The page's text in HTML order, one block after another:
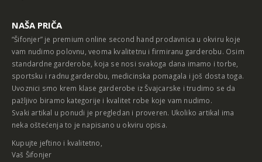
NAŠA PRIČA
“Šifonjer” je premium online second hand prodavnica u okviru koje
vam nudimo polovnu, veoma kvalitetnu i firmiranu garderobu. Osim
standardne garderobe, koja se nosi svakoga dana imamo i torbe,
sportsku i radnu garderobu, medicinska pomagala i još dosta toga.
Uvoznici smo krem klase garderobe iz Švajcarske i trudimo se da
pažljivo biramo kategorije i kvalitet robe koje vam nudimo.
Svaki artikal u ponudi je pregledan i proveren. Ukoliko artikal ima
neka oštećenja to je napisano u okviru opisa.
Kupujte jeftino i kvalitetno,
Vaš Šifonjer